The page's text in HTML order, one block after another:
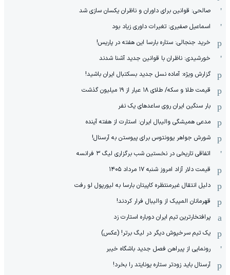
صالحی: قوانین برای داوران و ناظران یکسان سازی شد
اسماعیل صفیری: تغیرات داوری زیاد بود
خرید جنجالی: ستاره بارسا این هفته در پاریس!
خورشیدی: ناظران با قوانین جدید آشنا شدند
گزارش ویژه‌: آماده نسل جدید بسکتبال ایران باشید!
قیمت طلا و سکه/ طلای ۱۸ عیار از ۱۹ میلیون گذشت
بار سنگین ایران روی ساعدهای یک نفر
مدعی همیشگی والیبال ایران: استارت از هفته آینده
شورش جواهر یوونتوس برای پیوستن به آرسنال!
اتفاقی تاریخی در نخستین شب برگزاری لیگ ۳ فرانسه
قیمت دلار آزاد امروز شنبه ۱۷ مرداد ۱۴۰۵
دلیل انتقال غیرمنتظره کاپیتان بارسا به لیورپول لو رفت
قهرمانان المپیک از والیبال فرار کردند!
پرافتخارترین تیم ایران دوباره استارت زد
یک تیم سرخپوش دیگر در لیگ برتر! (عکس)
رونمایی از پیراهن فصل جدید باشگاه خیبر
آرسنال باید زودتر ستاره یونایتد را بخرد!